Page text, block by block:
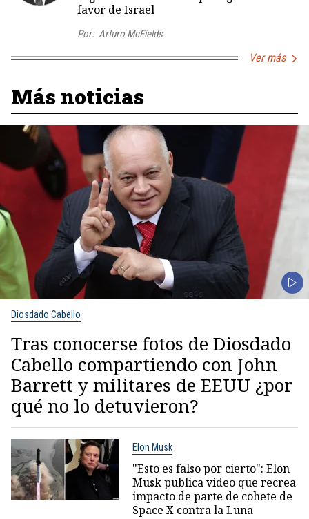
favor de Israel
Por: Arturo McFields
Ver más
Más noticias
Diosdado Cabello
Tras conocerse fotos de Diosdado
Cabello compartiendo con John
Barrett y militares de EEUU ¿por
qué no lo detuvieron?
Elon Musk
"Esto es falso por cierto": Elon
Musk publica video que recrea
impacto de parte de cohete de
Space X contra la Luna